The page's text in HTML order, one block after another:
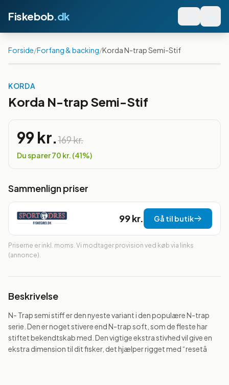
Fiskebob.dk
Forside/Forfang & backing/Korda N-trap Semi-Stif
KORDA
Korda N-trap Semi-Stif
99 kr.169 kr.
Du sparer70 kr. (41%)
Sammenlign priser
99 kr. Gå til butik
Priserne er inkl. moms. Vi modtager provision ved køb via links
(annonce).
Beskrivelse
N- Trap semi stiff er den nyeste variant i den populære N-trap
serie. Den er noget stivere end N-trap soft, som de fleste har
stiftet bekendtskab med. Den vigtige ekstra stivhed vil give en
ekstra dimension til dit fisker, det hjælper rigget med “resetâ